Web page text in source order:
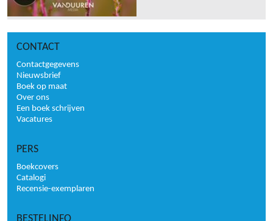
CONTACT
Contactgegevens
Nieuwsbrief
Boek op maat
Over ons
Een boek schrijven
Vacatures
PERS
Boekcovers
Catalogi
Recensie-exemplaren